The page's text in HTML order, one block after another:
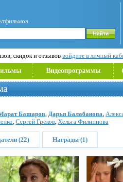
скидок и отзывов войдите в личный
Видеопрограммы
Башаров, Дарья Балабанова,
, Сергей Греков, Хельга Филиппова
(22) Награды (1)